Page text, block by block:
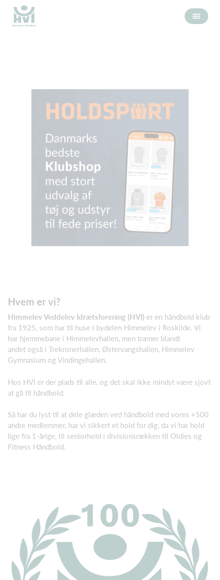
Hvem er vi?
Himmelev Veddelev Idrætsforening (HVI) er en håndbold klub
fra 1925, som har til huse i bydelen Himmelev i Roskilde. Vi
har hjemmebane i Himmelevhallen, men træner blandt
andet også i Trekronerhallen, Østervangshallen, Himmelev
Gymnasium og Vindingehallen.
Hos HVI er der plads til alle, og det skal ikke mindst være sjovt
at gå til håndbold.
Så har du lyst til at dele glæden ved håndbold med vores +500
andre medlemmer, har vi sikkert et hold for dig, da vi har hold
lige fra 1-årige, til seniorhold i divisionsrækken til Oldies og
Fitness Håndbold.